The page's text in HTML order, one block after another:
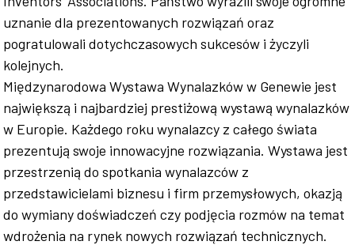
uznanie dla prezentowanych rozwiązań oraz
pogratulowali dotychczasowych sukcesów i życzyli
kolejnych.
Międzynarodowa Wystawa Wynalazków w Genewie jest
największą i najbardziej prestiżową wystawą wynalazków
w Europie. Każdego roku wynalazcy z całego świata
prezentują swoje innowacyjne rozwiązania. Wystawa jest
przestrzenią do spotkania wynalazców z
przedstawicielami biznesu i firm przemysłowych, okazją
do wymiany doświadczeń czy podjęcia rozmów na temat
wdrożenia na rynek nowych rozwiązań technicznych.